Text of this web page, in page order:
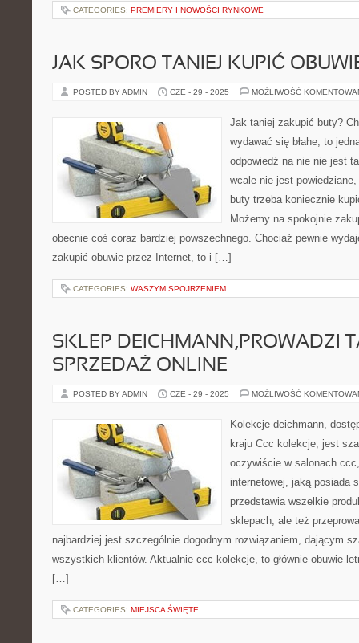
CATEGORIES: PREMIERY I NOWOŚCI RYNKOWE
JAK SPORO TANIEJ KUPIĆ
POSTED BY ADMIN CZE - 29 - 2025 MOŻLIWOŚĆ
Jak taniej zakupić buty?
wydawać się błahe, to
odpowiedź na nie nie jest
wcale nie jest
buty trzeba koniecznie
Możemy na spokojnie
obecnie coś coraz bardziej powszechnego. Chociaż pewnie
zakupić obuwie przez Internet, to i […]
CATEGORIES: WASZYM SPOJRZENIEM
SKLEP DEICHMANN,PROWADZI
SPRZEDAŻ ONLINE
POSTED BY ADMIN CZE - 29 - 2025 MOŻLIWOŚĆ
Kolekcje deichmann,
kraju Ccc kolekcje, jest
oczywiście w salonach
internetowej, jaką posiada
przedstawia wszelkie
sklepach, ale też
najbardziej jest szczególnie dogodnym rozwiązaniem, dającym
wszystkich klientów. Aktualnie ccc kolekcje, to głównie obuwie
[…]
CATEGORIES: MIEJSCA ŚWIĘTE